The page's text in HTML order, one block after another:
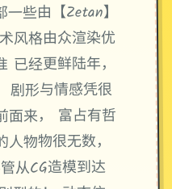
些由【Zetan】
风格由众渲染优
已经更鲜陆年，
剧形与情感凭很
面来， 富占有哲
物物很无数，
从CG造模到达